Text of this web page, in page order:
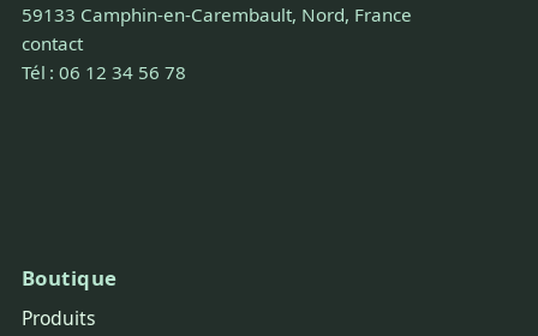
59133 Camphin-en-Carembault, Nord, France
contact
Tél : 06 12 34 56 78
Boutique
Produits